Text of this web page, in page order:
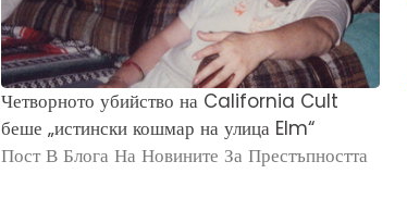
Четворното убийство на California Cult
беше „истински кошмар на улица Elm“
Пост В Блога На Новините За Престъпността